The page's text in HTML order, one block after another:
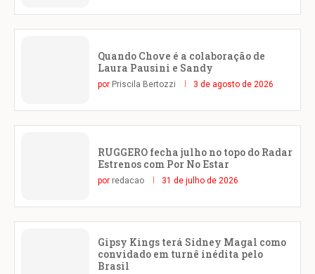
Quando Chove é a colaboração de
Laura Pausini e Sandy
por Priscila Bertozzi 3 de agosto de 2026
RUGGERO fecha julho no topo do Radar
Estrenos com Por No Estar
por redacao 31 de julho de 2026
Gipsy Kings terá Sidney Magal como
convidado em turnê inédita pelo
Brasil